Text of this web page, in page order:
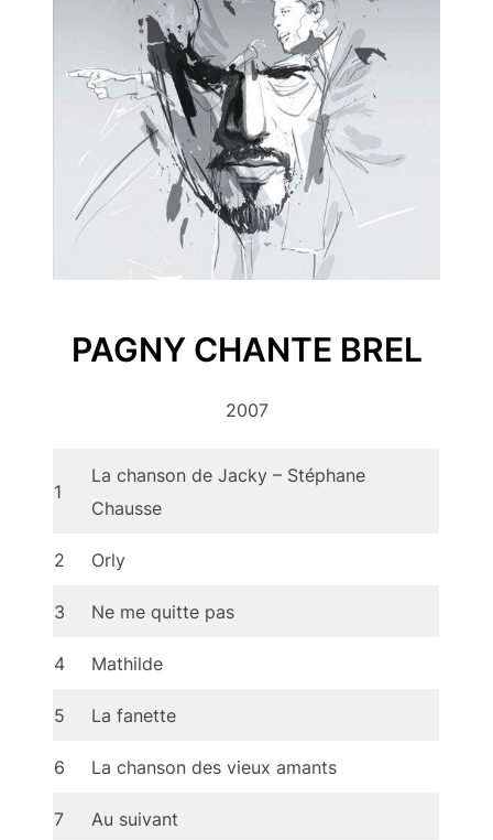
PAGNY CHANTE BREL
2007
1
La chanson de Jacky – Stéphane
Chausse
2 Orly
3 Ne me quitte pas
4 Mathilde
5 La fanette
6 La chanson des vieux amants
7 Au suivant